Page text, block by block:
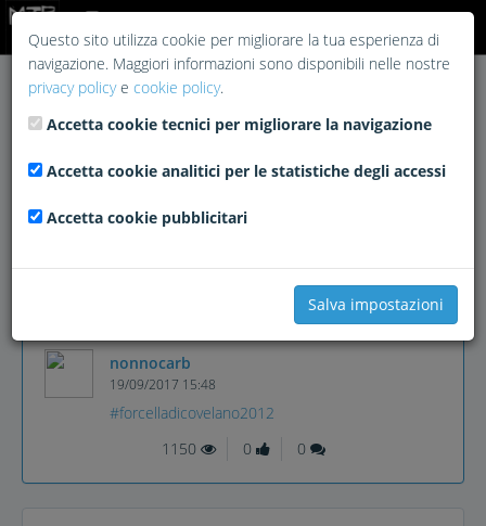
nonnocarb
19/09/2017 15:48
#forcelladicovelano2012
1150
0 0
Questo sito utilizza cookie per migliorare la tua esperienza di
navigazione. Maggiori informazioni sono disponibili nelle nostre
privacy policye cookie policy.
Accetta cookie tecnici per migliorare la navigazione
Accetta cookie analitici per le statistiche degli accessi
Accetta cookie pubblicitari
Salva impostazioni